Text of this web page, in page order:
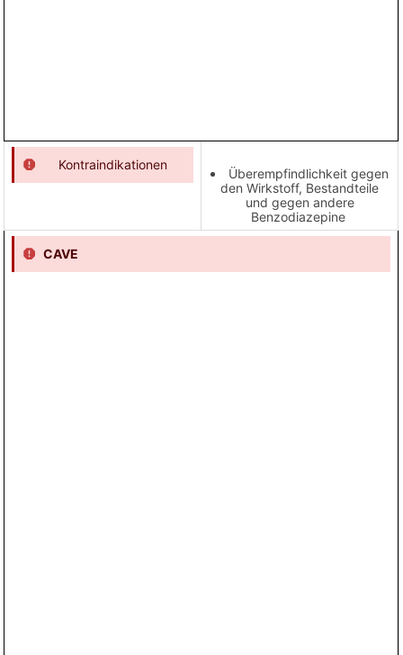
Kontraindikationen
Überempfindlichkeit gegen
den Wirkstoff, Bestandteile
und gegen andere
Benzodiazepine
CAVE